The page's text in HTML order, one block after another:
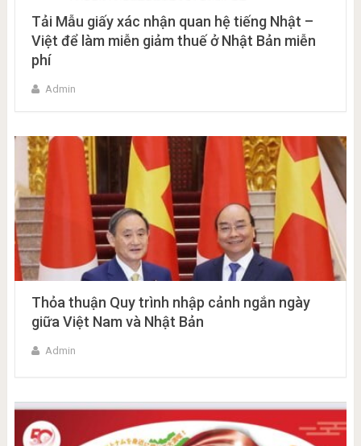
Tải Mẫu giấy xác nhận quan hệ tiếng Nhật –
Việt để làm miễn giảm thuế ở Nhật Bản miễn
phí
Admin
Thỏa thuận Quy trình nhập cảnh ngắn ngày
giữa Việt Nam và Nhật Bản
Admin